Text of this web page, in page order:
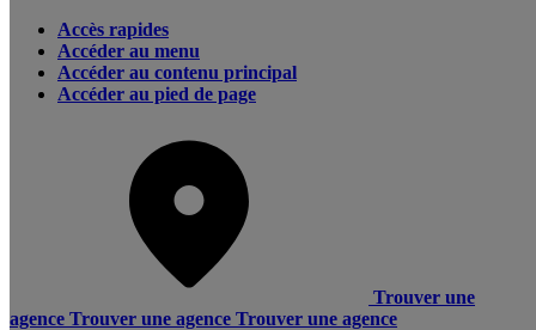
Accès rapides
Accéder au menu
Accéder au contenu principal
Accéder au pied de page
Trouver une
agence Trouver une agence Trouver une agence